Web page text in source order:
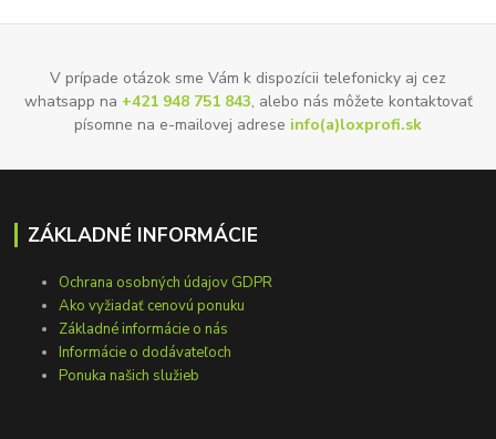
V prípade otázok sme Vám k dispozícii telefonicky aj cez
whatsapp na +421 948 751 843, alebo nás môžete kontaktovať
písomne na e-mailovej adrese info(a)loxprofi.sk
ZÁKLADNÉ INFORMÁCIE
Ochrana osobných údajov GDPR
Ako vyžiadať cenovú ponuku
Základné informácie o nás
Informácie o dodávateľoch
Ponuka našich služieb